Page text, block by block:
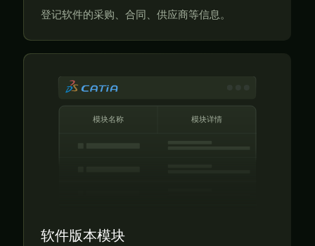
登记软件的采购、合同、供应商等信息。
软件版本模块